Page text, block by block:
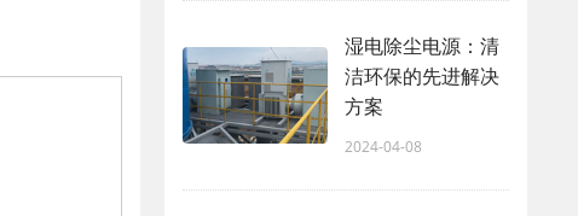
湿电除尘电源：清
洁环保的先进解决
方案
2024-04-08